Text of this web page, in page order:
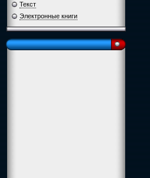
Текст
Электронные книги